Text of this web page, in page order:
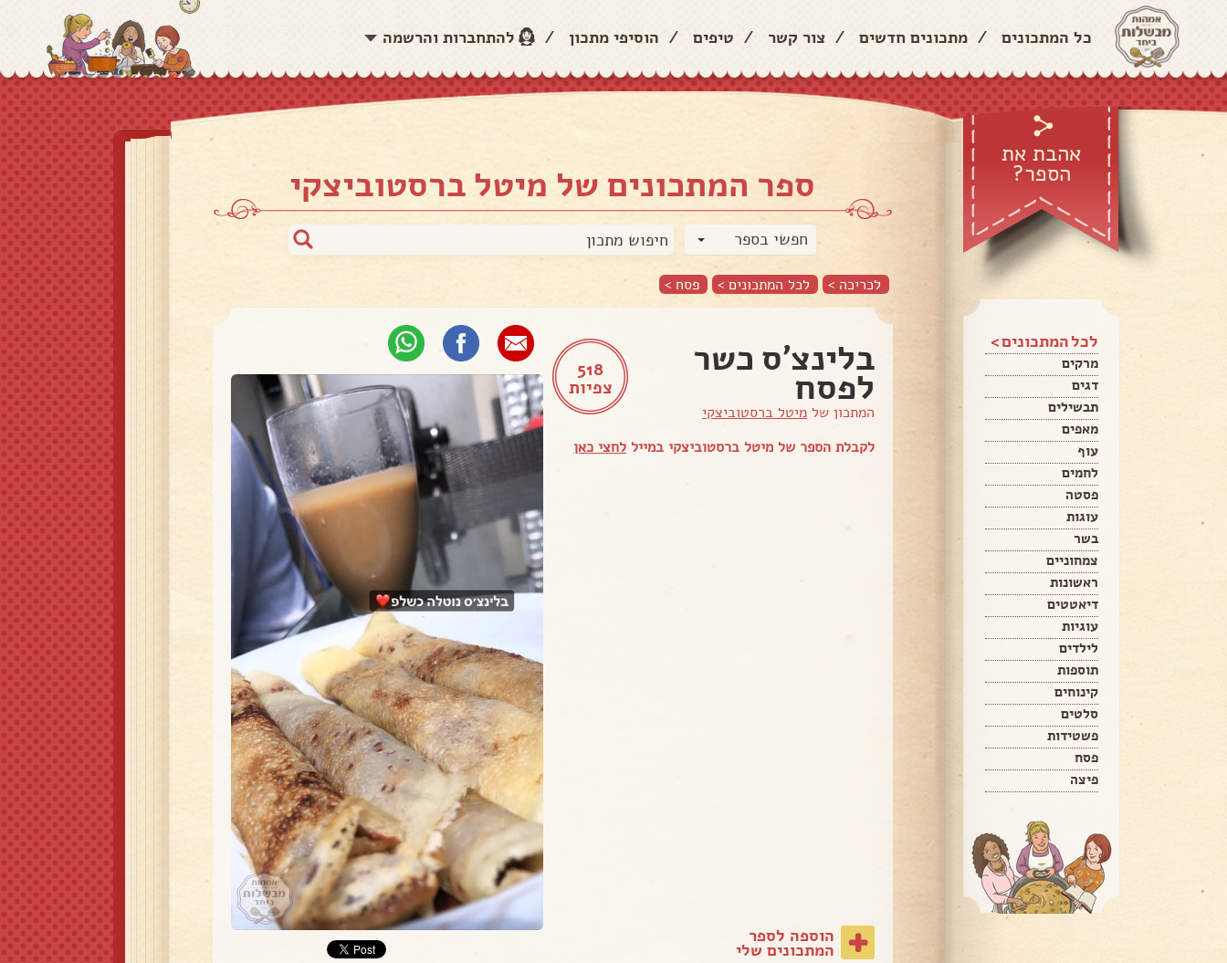
כל המתכונים / מתכונים חדשים / צור קשר / טיפים / הוסיפי מתכון / להתחברות והרשמה
אהבת את
הספר?
לכל המתכונים >
מרקים
דגים
תבשילים
מאפים
עוף
לחמים
פסטה
עוגות
בשר
צמחוניים
ראשונות
דיאטטים
עוגיות
לילדים
תוספות
קינוחים
סלטים
פשטידות
פסח
פיצה
ספר המתכונים של מיטל ברסטוביצקי
חפשי בספר
לכריכה > לכל המתכונים > פסח >
518
צפיות
בלינצ׳ס כשר
לפסח
המתכון של מיטל ברסטוביצקי
לקבלת הספר של מיטל ברסטוביצקי במייל לחצי כאן
הוספה לספר
המתכונים שלי